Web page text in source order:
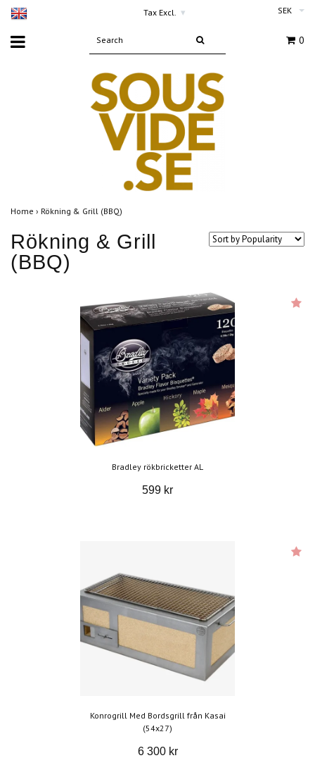
Tax Excl. ▾ SEK
0
Home › Rökning & Grill (BBQ)
Rökning & Grill
(BBQ)
Bradley rökbricketter AL
599 kr
Konrogrill Med Bordsgrill från Kasai
(54x27)
6 300 kr